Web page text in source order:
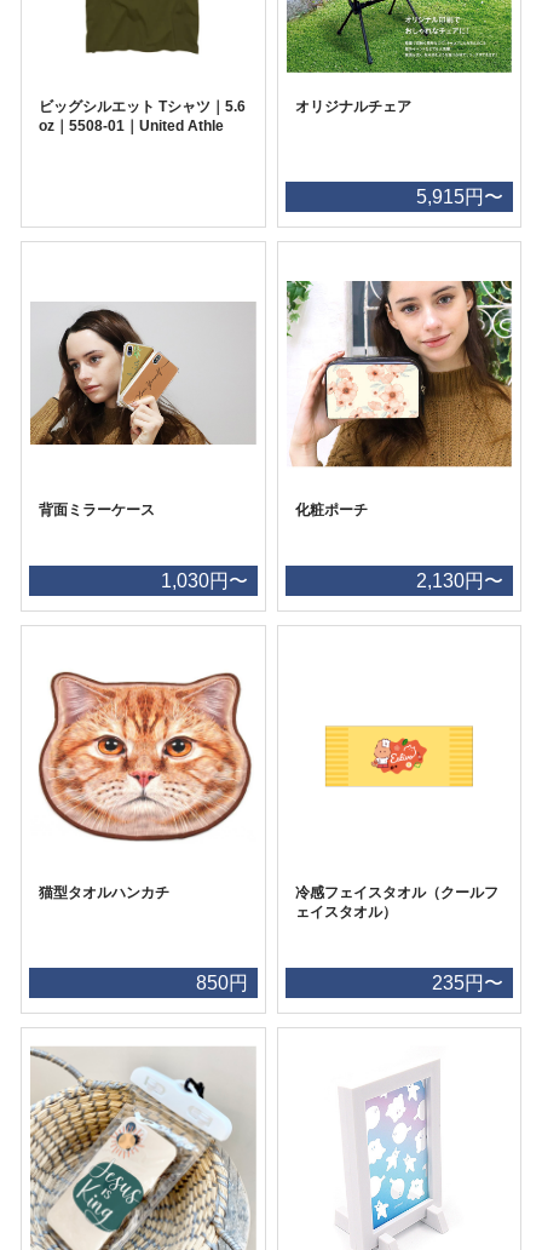
ビッグシルエット Tシャツ｜5.6
oz｜5508-01｜United Athle
オリジナルチェア
5,915円〜
背面ミラーケース
1,030円〜
化粧ポーチ
2,130円〜
猫型タオルハンカチ
850円
冷感フェイスタオル（クールフ
ェイスタオル）
235円〜